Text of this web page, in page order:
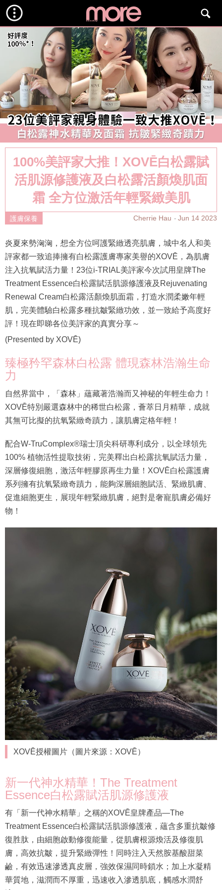
100%美評家大推！XOVĒ白松露賦
活肌源修護液及白松露活顏煥肌面
霜 全方位激活年輕緊緻美肌
護膚保養 Cherrie Hau Jun 14 2023
炎夏來勢洶洶，想全方位呵護緊緻透亮肌膚，城中名人和美
評家都一致追捧擁有白松露護膚專家美譽的XOVĒ，為肌膚
注入抗氧賦活力量！23位i-TRIAL美評家今次試用皇牌The
Treatment Essence白松露賦活肌源修護液及Rejuvenating
Renewal Cream白松露活顏煥肌面霜，打造水潤柔嫩年輕
肌，完美體驗白松露多種抗皺緊緻功效，並一致給予高度好
評！現在即睇各位美評家的真實分享～
(Presented by XOVĒ)
臻極矜罕森林白松露 體現森林浩瀚生命
力
自然界當中，「森林」蘊藏著浩瀚而又神秘的年輕生命力！
XOVĒ特別嚴選森林中的稀世白松露，薈萃日月精華，成就
其無可比擬的抗氧緊緻奇蹟力，讓肌膚定格年輕！
配合W-TruComplex®瑞士頂尖科研專利成分，以全球領先
100% 植物活性提取技術，完美釋出白松露抗氧賦活力量，
深層修復細胞，激活年輕膠原再生力量！XOVĒ白松露護膚
系列擁有抗氧緊緻奇蹟力，能夠深層細胞賦活、緊緻肌膚、
促進細胞更生，展現年輕緊緻肌膚，絕對是奢寵肌膚必備好
物！
XOVĒ授權圖片（圖片來源：XOVĒ）
新一代神水精華！The Treatment
Essence白松露賦活肌源修護液
有「新一代神水精華」之稱的XOVĒ皇牌產品—The
Treatment Essence白松露賦活肌源修護液，蘊含多重抗皺修
復胜肽，由細胞啟動修復能量，從肌膚根源煥活及修復肌
膚，高效抗皺，提升緊緻彈性！同時注入天然胺基酸甜菜
鹼，有效迅速滲透真皮層，強效保濕同時鎖水；加上水凝精
華質地，滋潤而不厚重，迅速收入滲透肌底，觸感水潤舒